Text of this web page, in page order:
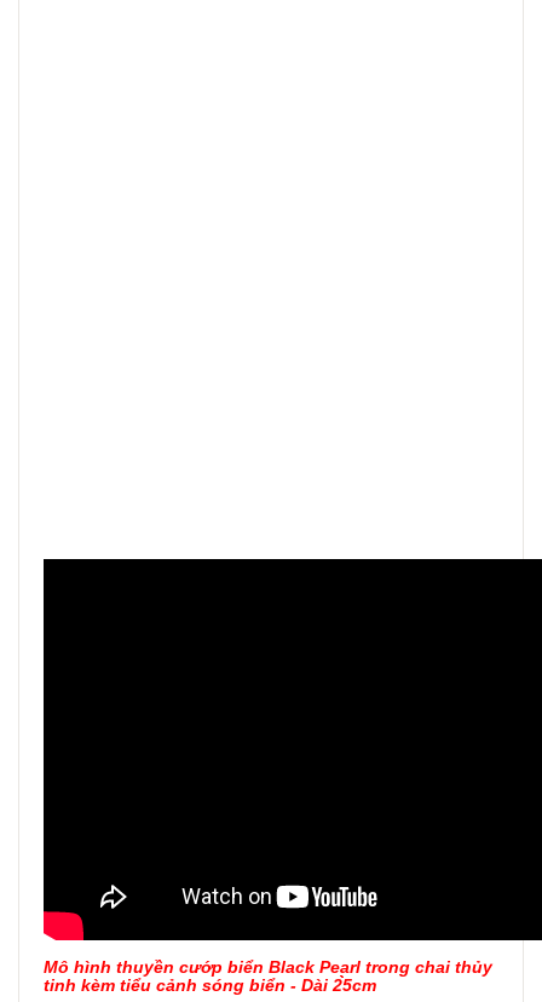
Mô hình thuyền cướp biển Black Pearl trong chai thủy
tinh kèm tiểu cảnh sóng biển - Dài 2̀̀5cm